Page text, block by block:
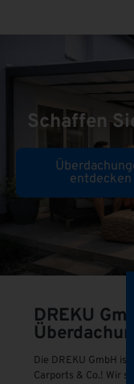
Schaffen
entdecken
DREKU
Die DREKU GmbH
Carports & Co.! Wir